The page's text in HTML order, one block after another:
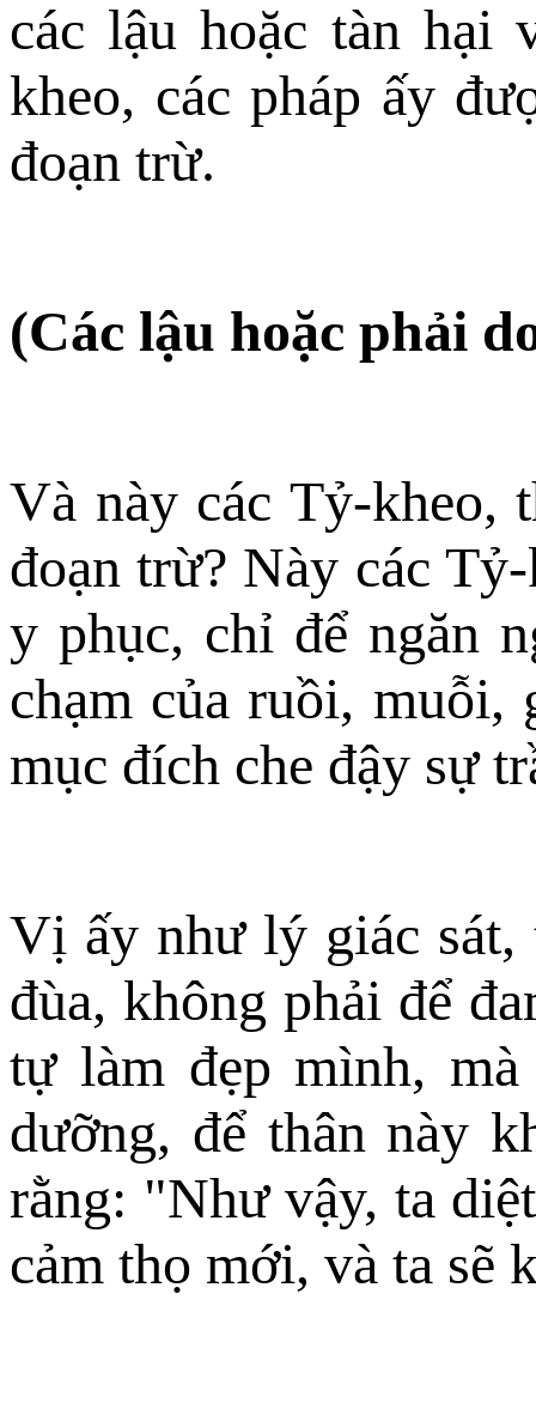
các lậu hoặc tàn hại
kheo, các pháp ấy
đoạn trừ.
(Các lậu hoặc phải
Và này các Tỷ-kheo,
đoạn trừ? Này các
y phục, chỉ để ngăn
chạm của ruồi,
mục đích che đậy sự
Vị ấy như lý giác sát,
đùa, không phải để
tự làm đẹp mình,
dưỡng, để thân này
rằng: "Như vậy, ta
cảm thọ mới, và ta sẽ